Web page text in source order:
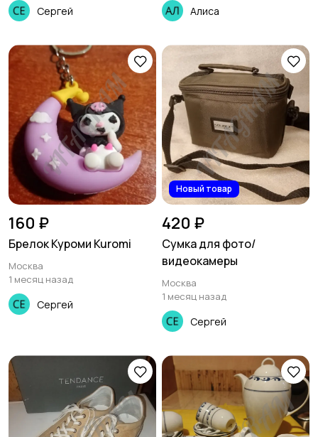
Сергей Алиса
160 ₽
Брелок Куроми Kuromi
Москва
1 месяц назад
Сергей
Новый товар
420 ₽
Сумка для фото/
видеокамеры
Москва
1 месяц назад
Сергей